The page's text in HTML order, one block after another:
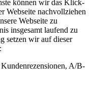
können wir das Klick-
Webseite nachvollziehen
Webseite zu
insgesamt laufend zu
setzen wir auf dieser
A/B-